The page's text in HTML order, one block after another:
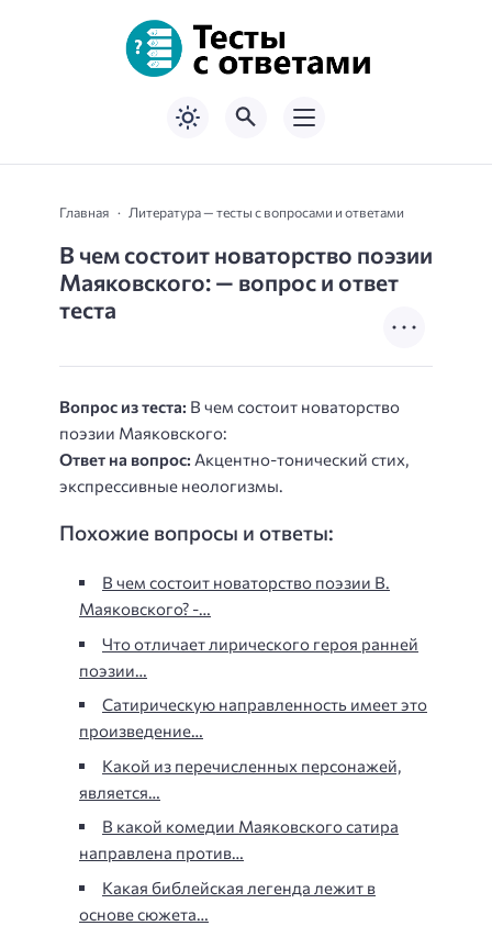
Главная Литература — тесты с вопросами и ответами
В чем состоит новаторство поэзии
Маяковского: — вопрос и ответ
теста
Вопрос из теста: В чем состоит новаторство
поэзии Маяковского:
Ответ на вопрос: Акцентно-тонический стих,
экспрессивные неологизмы.
Похожие вопросы и ответы:
В чем состоит новаторство поэзии В.
Маяковского? -…
Что отличает лирического героя ранней
поэзии…
Сатирическую направленность имеет это
произведение…
Какой из перечисленных персонажей,
является…
В какой комедии Маяковского сатира
направлена против…
Какая библейская легенда лежит в
основе сюжета…